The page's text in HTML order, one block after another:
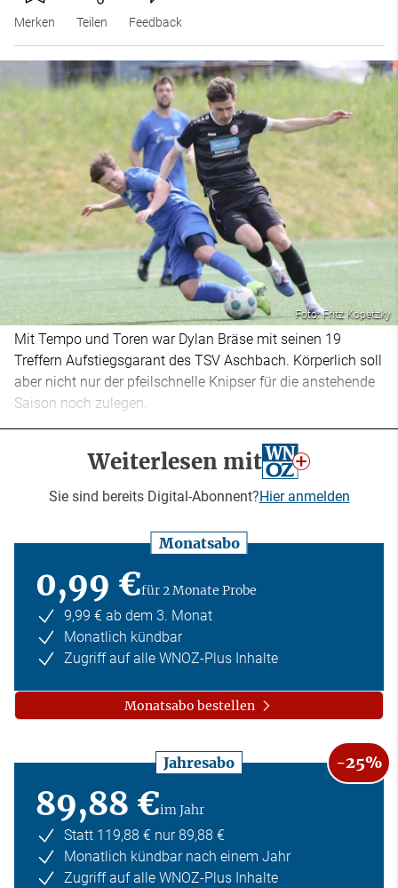
Merken Teilen Feedback
Foto: Fritz Kopetzky
Mit Tempo und Toren war Dylan Bräse mit seinen 19
Treffern Aufstiegsgarant des TSV Aschbach. Körperlich soll
aber nicht nur der pfeilschnelle Knipser für die anstehende
Saison noch zulegen.
Weiterlesen mit
Sie sind bereits Digital-Abonnent?Hier anmelden
Monatsabo
0,99 €für 2 Monate Probe
9,99 € ab dem 3. Monat
Monatlich kündbar
Zugriff auf alle WNOZ-Plus Inhalte
Monatsabo bestellen
Jahresabo -25%
89,88 €im Jahr
Statt 119,88 € nur 89,88 €
Monatlich kündbar nach einem Jahr
Zugriff auf alle WNOZ-Plus Inhalte